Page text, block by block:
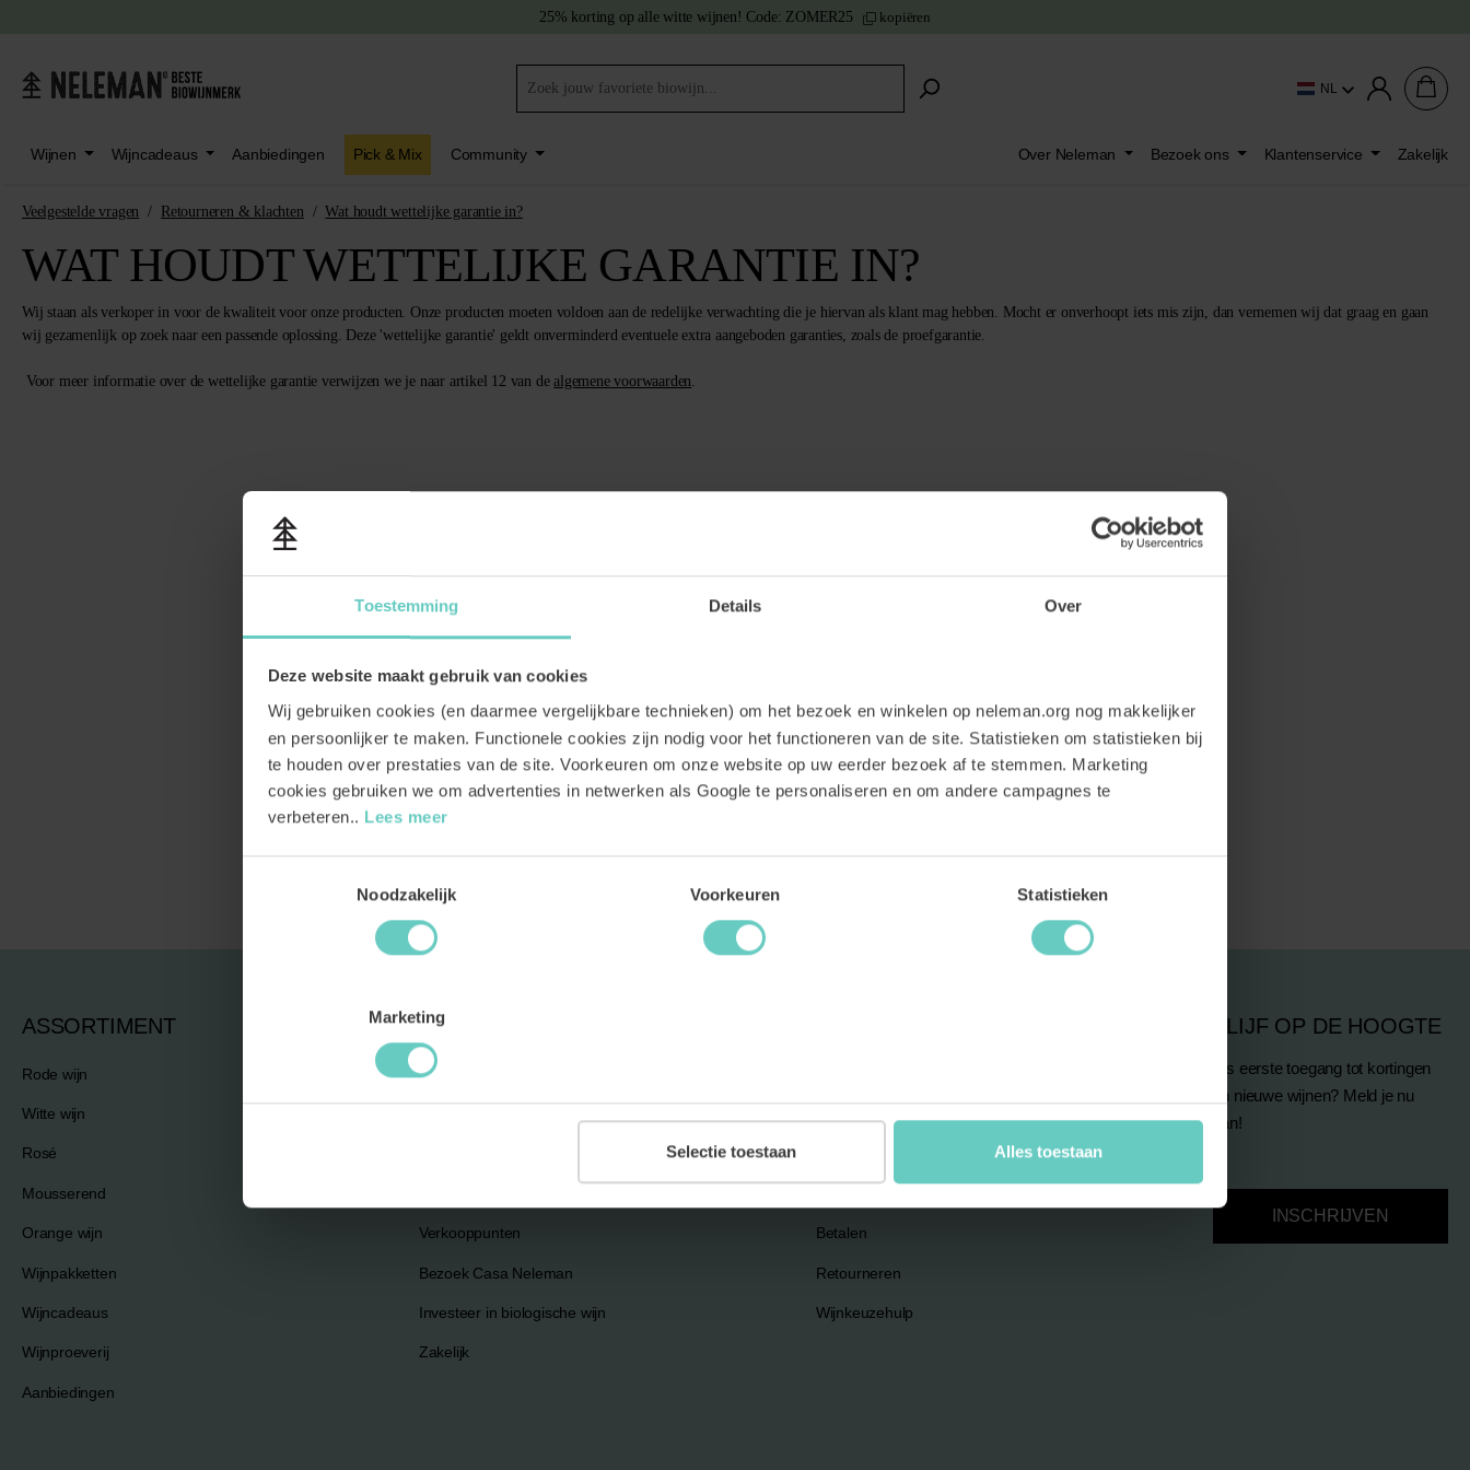
Toestemming Details Over
Deze website maakt gebruik van cookies
Wij gebruiken cookies (en daarmee vergelijkbare technieken) om het bezoek en winkelen op neleman.org nog makkelijker
en persoonlijker te maken. Functionele cookies zijn nodig voor het functioneren van de site. Statistieken om statistieken bij
te houden over prestaties van de site. Voorkeuren om onze website op uw eerder bezoek af te stemmen. Marketing
cookies gebruiken we om advertenties in netwerken als Google te personaliseren en om andere campagnes te
verbeteren.. Lees meer
Noodzakelijk
Voorkeuren Statistieken
Marketing
Selectie toestaan Alles toestaan
25% korting op alle witte wijnen! Code: ZOMER25 kopiëren
NL
Wijnen Wijncadeaus Aanbiedingen Pick & Mix Community Over Neleman Bezoek ons Klantenservice Zakelijk
Veelgestelde vragen Retourneren & klachten Wat houdt wettelijke garantie in?
WAT HOUDT WETTELIJKE GARANTIE IN?
Wij staan als verkoper in voor de kwaliteit voor onze producten. Onze producten moeten voldoen aan de redelijke verwachting die je hiervan als klant mag hebben. Mocht er onverhoopt iets mis zijn, dan vernemen wij dat graag en gaan
wij gezamenlijk op zoek naar een passende oplossing. Deze 'wettelijke garantie' geldt onverminderd eventuele extra aangeboden garanties, zoals de proefgarantie.
Voor meer informatie over de wettelijke garantie verwijzen we je naar artikel 12 van dealgemene voorwaarden
ASSORTIMENT
Rode wijn
Witte wijn
Rosé
Mousserend
Orange wijn
Wijnpakketten
Wijncadeaus
Wijnproeverij
Aanbiedingen
NELEMAN
Over Neleman
Verkooppunten
Bezoek Casa Neleman
Investeer in biologische wijn
Zakelijk
Betalen
Retourneren
Wijnkeuzehulp
BLIJF OP DE HOOGTE
Als eerste toegang tot kortingen
en nieuwe wijnen? Meld je nu
aan!
INSCHRIJVEN